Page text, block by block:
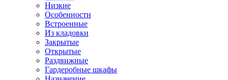
Низкие
Особенности
Встроенные
Из кладовки
Закрытые
Открытые
Раздвижные
Гардеробные шкафы